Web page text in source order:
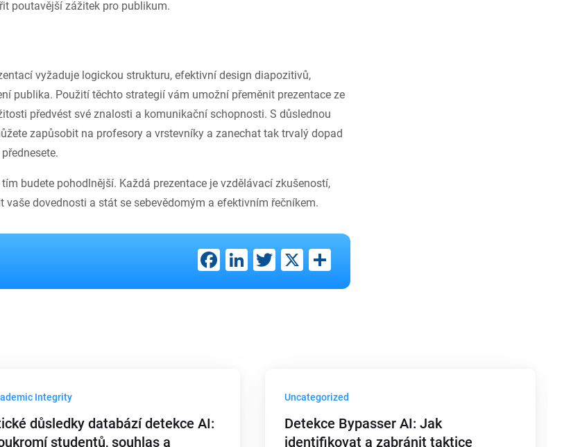
poutavější zážitek pro publikum.
vyžaduje logickou strukturu, efektivní design diapozitivů,
publika. Použití těchto strategií vám umožní přeměnit prezentace ze
předvést své znalosti a komunikační schopnosti. S důslednou
zapůsobit na profesory a vrstevníky a zanechat tak trvalý dopad
budete pohodlnější. Každá prezentace je vzdělávací zkušeností,
vaše dovednosti a stát se sebevědomým a efektivním řečníkem.
Facebook
LinkedIn
Twitter
X
Integrity
důsledky databází detekce AI:
studentů, souhlas a
Uncategorized
Detekce Bypasser AI: Jak
identifikovat a zabránit taktice